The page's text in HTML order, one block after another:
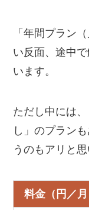
「年間プラン
い反面、途中
います。
ただし中には
し」のプラン
うのもアリと思
料金（円／月